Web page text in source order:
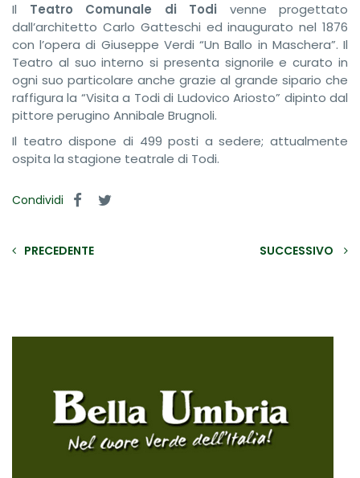
Il Teatro Comunale di Todi venne progettato
dall’architetto Carlo Gatteschi ed inaugurato nel 1876
con l’opera di Giuseppe Verdi “Un Ballo in Maschera”. Il
Teatro al suo interno si presenta signorile e curato in
ogni suo particolare anche grazie al grande sipario che
raffigura la “Visita a Todi di Ludovico Ariosto” dipinto dal
pittore perugino Annibale Brugnoli.
Il teatro dispone di 499 posti a sedere; attualmente
ospita la stagione teatrale di Todi.
Condividi
PRECEDENTE SUCCESSIVO